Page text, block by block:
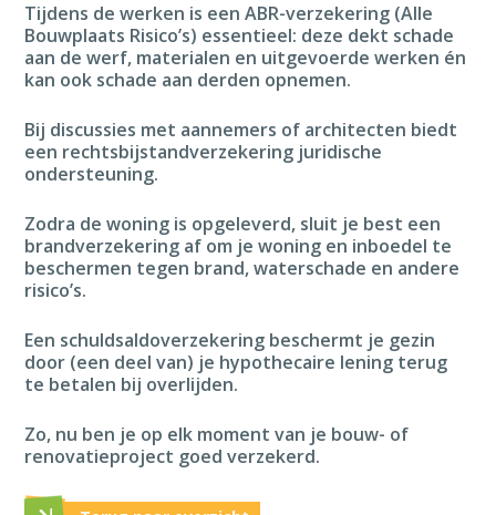
Tijdens de werken is een ABR-verzekering (Alle
Bouwplaats Risico’s) essentieel: deze dekt schade
aan de werf, materialen en uitgevoerde werken én
kan ook schade aan derden opnemen.
Bij discussies met aannemers of architecten biedt
een rechtsbijstandverzekering juridische
ondersteuning.
Zodra de woning is opgeleverd, sluit je best een
brandverzekering af om je woning en inboedel te
beschermen tegen brand, waterschade en andere
risico’s.
Een schuldsaldoverzekering beschermt je gezin
door (een deel van) je hypothecaire lening terug
te betalen bij overlijden.
Zo, nu ben je op elk moment van je bouw- of
renovatieproject goed verzekerd.